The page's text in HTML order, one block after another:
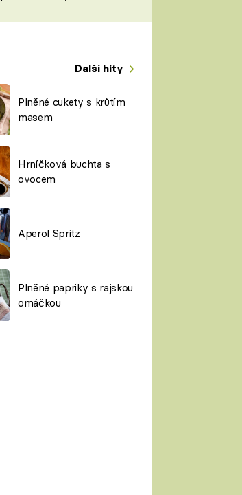
Další hity
Plněné cukety s krůtím
masem
Hrníčková buchta s
ovocem
Aperol Spritz
Plněné papriky s rajskou
omáčkou